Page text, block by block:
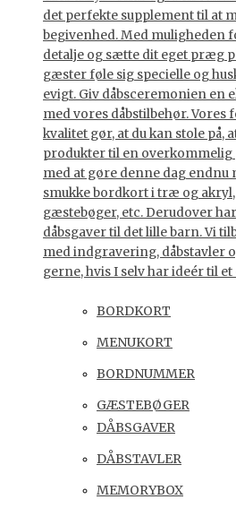
det perfekte supplement til at
begivenhed. Med muligheden
detalje og sætte dit eget præg
gæster føle sig specielle og
evigt. Giv dåbsceremonien en
med vores dåbstilbehør. Vores
kvalitet gør, at du kan stole på,
produkter til en overkommelig
med at gøre denne dag endnu
smukke bordkort i træ og
gæstebøger, etc. Derudover
dåbsgaver til det lille barn. Vi
med indgravering, dåbstavler
gerne, hvis I selv har ideér til
BORDKORT
MENUKORT
BORDNUMMER
GÆSTEBØGER
DÅBSGAVER
DÅBSTAVLER
MEMORYBOX